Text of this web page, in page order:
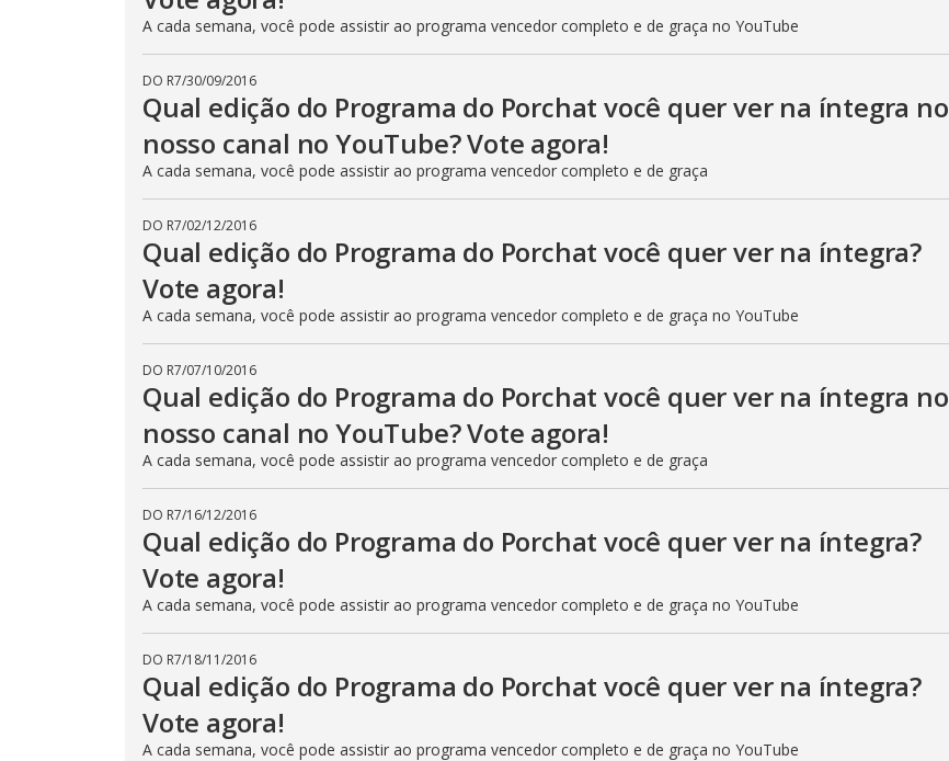
i
d
e
o
A cada semana, você pode assistir ao programa vencedor completo e de graça no YouTube
DO R7/30/09/2016
Qual edição do Programa do Porchat você quer ver na íntegra no
nosso canal no YouTube? Vote agora!
A cada semana, você pode assistir ao programa vencedor completo e de graça
DO R7/02/12/2016
Qual edição do Programa do Porchat você quer ver na íntegra?
Vote agora!
A cada semana, você pode assistir ao programa vencedor completo e de graça no YouTube
DO R7/07/10/2016
Qual edição do Programa do Porchat você quer ver na íntegra no
nosso canal no YouTube? Vote agora!
A cada semana, você pode assistir ao programa vencedor completo e de graça
DO R7/16/12/2016
Qual edição do Programa do Porchat você quer ver na íntegra?
Vote agora!
A cada semana, você pode assistir ao programa vencedor completo e de graça no YouTube
DO R7/18/11/2016
Qual edição do Programa do Porchat você quer ver na íntegra?
Vote agora!
A cada semana, você pode assistir ao programa vencedor completo e de graça no YouTube